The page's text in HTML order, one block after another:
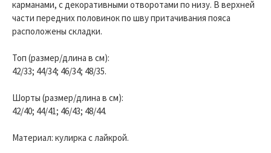
карманами, с декоративными отворотами по низу. В верхней
части передних половинок по шву притачивания пояса
расположены складки.
Топ (размер/длина в см):
42/33; 44/34; 46/34; 48/35.
Шорты (размер/длина в см):
42/40; 44/41; 46/43; 48/44.
Материал: кулирка с лайкрой.